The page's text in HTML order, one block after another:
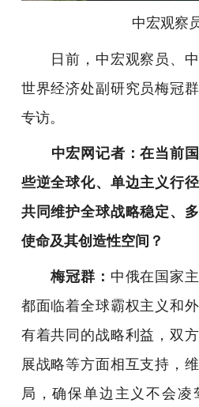
中宏观察
日前，中宏观察员、中
世界经济处副研究员梅冠
专访。
中宏网记者：在当前
些逆全球化、单边主义行
共同维护全球战略稳定、
使命及其创造性空间？
梅冠群： 中俄在国家
都面临着全球霸权主义和
有着共同的战略利益，双
展战略等方面相互支持，
局，确保单边主义不会凌